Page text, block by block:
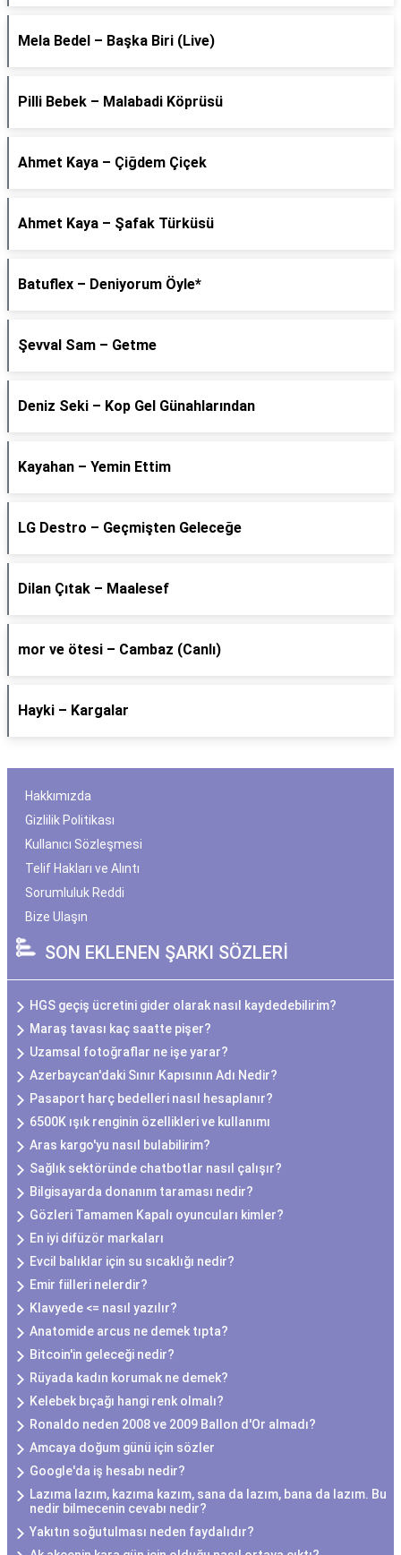
Mela Bedel – Başka Biri (Live)
Pilli Bebek – Malabadi Köprüsü
Ahmet Kaya – Çiğdem Çiçek
Ahmet Kaya – Şafak Türküsü
Batuflex – Deniyorum Öyle*
Şevval Sam – Getme
Deniz Seki – Kop Gel Günahlarından
Kayahan – Yemin Ettim
LG Destro – Geçmişten Geleceğe
Dilan Çıtak – Maalesef
​mor ve ötesi – Cambaz (Canlı)
Hayki – Kargalar
Hakkımızda
Gizlilik Politikası
Kullanıcı Sözleşmesi
Telif Hakları ve Alıntı
Sorumluluk Reddi
Bize Ulaşın
SON EKLENEN ŞARKI SÖZLERİ
HGS geçiş ücretini gider olarak nasıl kaydedebilirim?
Maraş tavası kaç saatte pişer?
Uzamsal fotoğraflar ne işe yarar?
Azerbaycan'daki Sınır Kapısının Adı Nedir?
Pasaport harç bedelleri nasıl hesaplanır?
6500K ışık renginin özellikleri ve kullanımı
Aras kargo'yu nasıl bulabilirim?
Sağlık sektöründe chatbotlar nasıl çalışır?
Bilgisayarda donanım taraması nedir?
Gözleri Tamamen Kapalı oyuncuları kimler?
En iyi difüzör markaları
Evcil balıklar için su sıcaklığı nedir?
Emir fiilleri nelerdir?
Klavyede <= nasıl yazılır?
Anatomide arcus ne demek tıpta?
Bitcoin'in geleceği nedir?
Rüyada kadın korumak ne demek?
Kelebek bıçağı hangi renk olmalı?
Ronaldo neden 2008 ve 2009 Ballon d'Or almadı?
Amcaya doğum günü için sözler
Google'da iş hesabı nedir?
Lazıma lazım, kazıma kazım, sana da lazım, bana da lazım. Bu
nedir bilmecenin cevabı nedir?
Yakıtın soğutulması neden faydalıdır?